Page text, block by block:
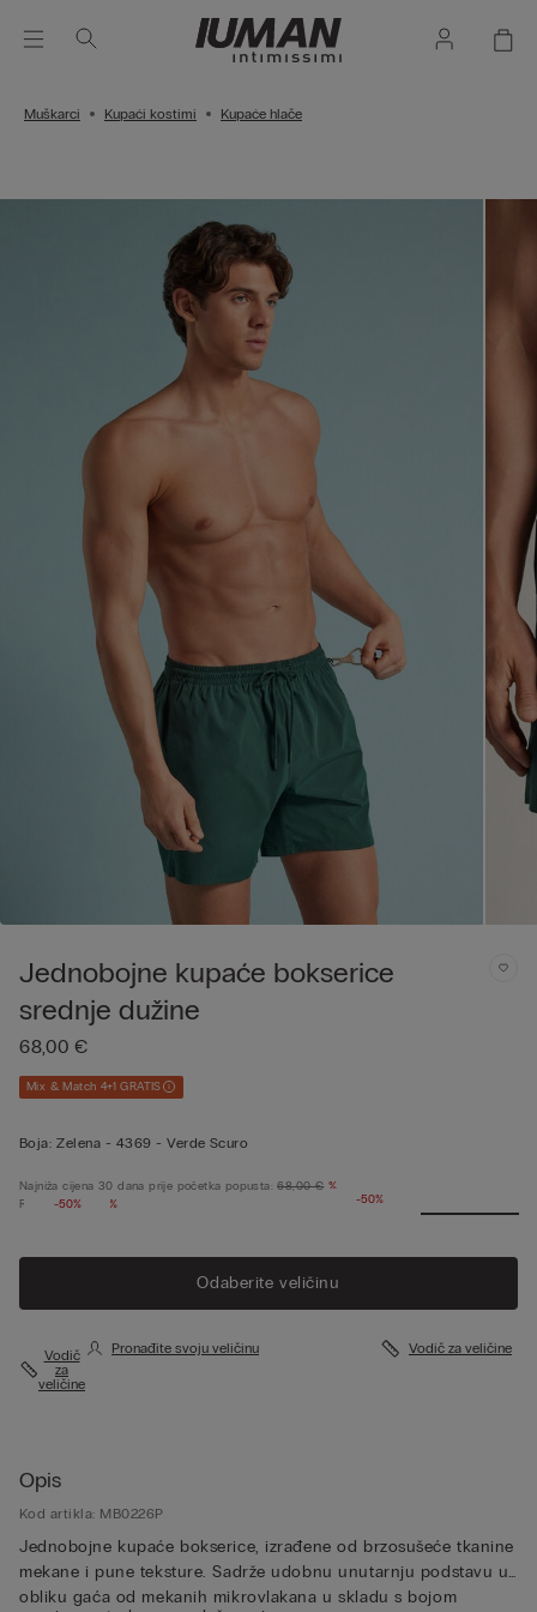
Muškarci Kupaći kostimi Kupaće hlače
Jednobojne kupaće bokserice
srednje dužine
68,00 €
Mix & Match 4+1 GRATIS
Boja: Zelena - 4369 - Verde Scuro
-50%
-50%
Najniža cijena 30 dana prije početka popusta: 68,00 € %
Redovna cijena:
%
Odaberite veličinu
Vodič
za
veličine
Pronađite svoju veličinu Vodič za veličine
Opis
Kod artikla: MB0226P
Jednobojne kupaće bokserice, izrađene od brzosušeće tkanine
mekane i pune teksture. Sadrže udobnu unutarnju podstavu u
obliku gaća od mekanih mikrovlakana u skladu s bojom